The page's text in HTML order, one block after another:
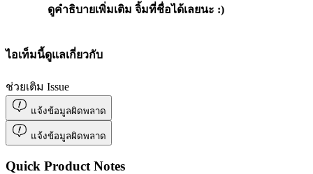
ดูคำธิบายเพิ่มเติม จิ้มที่ชื่อได้เลยนะ :)
ไอเท็มนี้ดูแลเกี่ยวกับ
ช่วยเติม Issue
แจ้งข้อมูลผิดพลาด
แจ้งข้อมูลผิดพลาด
Quick Product Notes